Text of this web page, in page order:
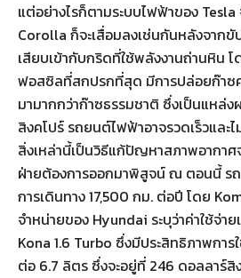
แต่อย่างไรก็ตามระบบไฟฟ้าของ Tesla
Corolla ก็จะเสื่อมลงเช่นกันหลังจากขั
เสียบเข้ากับกริดที่ใช้พลังงานถ่านหิน
ฟอสซิลที่สกปรกที่สุด มีการปล่อยก๊าซ
มามากกว่าก๊าซธรรมชาติ ซึ่งเป็นแหล่
สิงคโปร์ รถยนต์ไฟฟ้าอาจรวดเร็วและ
สิ่งเหล่านี้เป็นวิธีแก้ปัญหาสภาพอากา
ฝ่ายต้องการออกมาพิสูจน์ ณ ตอนนี้ รถ
การเดินทาง 17,500 กม. ต่อปี โดย
จำหน่ายของ Hyundai ระบุว่าค่าใช้จ่า
Kona 1.6 Turbo ซึ่งมีประสิทธิภาพกา
ต่อ 6.7 ลิตร ซึ่งจะอยู่ที่ 246 ดอลลาร์สิ